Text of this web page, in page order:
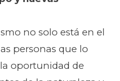
no solo está en el
personas que lo
oportunidad de